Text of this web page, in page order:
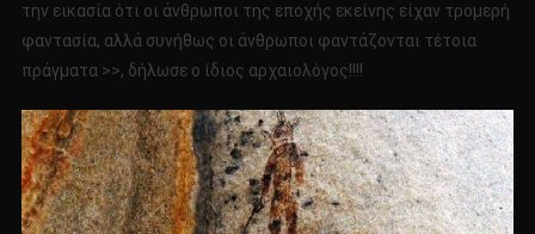
την εικασία ότι οι άνθρωποι της εποχής εκείνης είχαν τρομερή
φαντασία, αλλά συνήθως οι άνθρωποι φαντάζονται τέτοια
πράγματα >>, δήλωσε ο ίδιος αρχαιολόγος!!!!